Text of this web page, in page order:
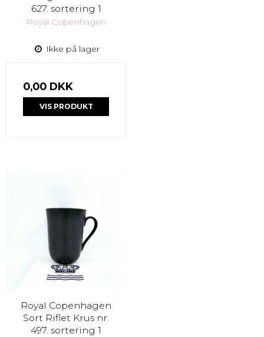
627. sortering 1
Royal Copenhagen
Ikke på lager
0,00 DKK
VIS PRODUKT
Royal Copenhagen
Sort Riflet Krus nr.
497. sortering 1